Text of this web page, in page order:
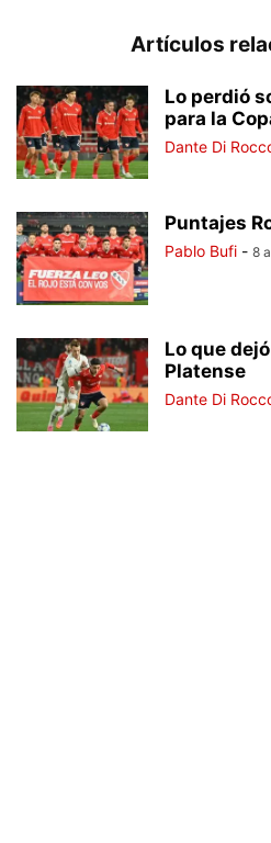
Artículos
Lo perdió
para la
Dante Di
Puntajes
Pablo Bufi - 8
Lo que
Platense
Dante Di